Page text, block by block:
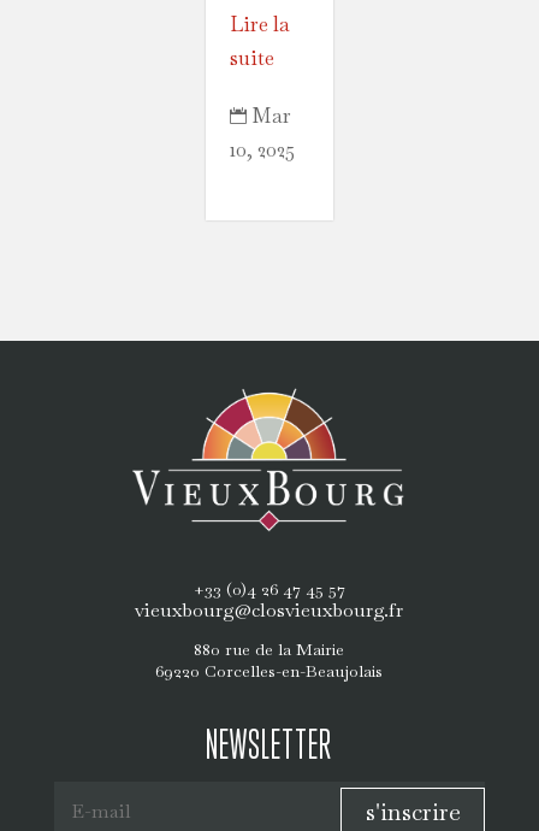
Lire la
suite
 Mar
10, 2025
+33 (0)4 26 47 45 57
vieuxbourg@closvieuxbourg.fr
880 rue de la Mairie
69220 Corcelles-en-Beaujolais
NEWSLETTER
s'inscrire